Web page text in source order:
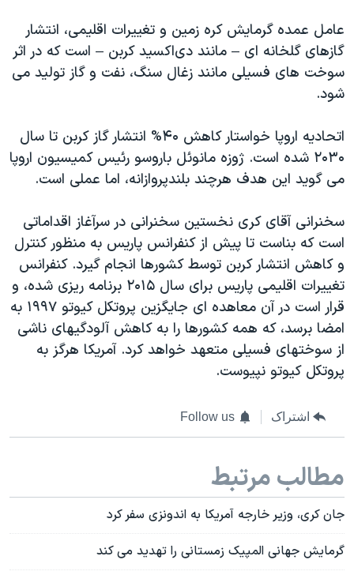
عامل عمده گرمایش کره زمین و تغییرات اقلیمی، انتشار
گازهای گلخانه ای – مانند دی‌اکسید کربن – است که در اثر
سوخت های فسیلی مانند زغال سنگ، نفت و گاز تولید می
شود.
اتحادیه اروپا خواستار کاهش ۴۰% انتشار گاز کربن تا سال
۲۰۳۰ شده است. ژوزه مانوئل باروسو رئیس کمیسیون اروپا
می گوید این هدف هرچند بلندپروازانه، اما عملی است.
سخنرانی آقای کری نخستین سخنرانی در سرآغاز اقداماتی
است که بناست تا پیش از کنفرانس پاریس به منظور کنترل
و کاهش انتشار کربن توسط کشورها انجام گیرد. کنفرانس
تغییرات اقلیمی پاریس برای سال ۲۰۱۵ برنامه ریزی شده، و
قرار است در آن معاهده ای جایگزین پروتکل کیوتو ۱۹۹۷ به
امضا برسد، که همه کشورها را به کاهش آلودگیهای ناشی
از سوختهای فسیلی متعهد خواهد کرد. آمریکا هرگز به
پروتکل کیوتو نپیوست.
اشتراک Follow us
مطالب مرتبط
جان کری، وزیر خارجه آمریکا به اندونزی سفر کرد
گرمایش جهانی المپیک زمستانی را تهدید می کند